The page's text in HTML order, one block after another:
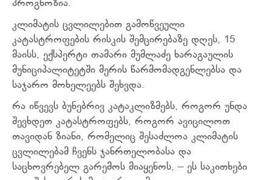
პროგნოზია.
კლიმატის ცვლილებით გამოწვეული
კატასტროფების რისკის შემცირებაზე დღეს, 15
მაისს, ექსპერტი თამარი მუმლაძე ხარაგაულის
მუნიციპალიტეტში მერის წარმომადგენლებსა და
საჯარო მოხელეებს შეხვდა.
რა იწვევს ბუნებრივ კატაკლიზმებს, როგორ უნდა
შევხდეთ კატასტროფებს, როგორ ავიცილოთ
თავიდან ზიანი, რომელიც შესაძლოა კლიმატის
ცვლილებამ ჩვენს ჯანრთელობასა და
საცხოვრებელ გარემოს მიაყენოს, – ეს საკითხები